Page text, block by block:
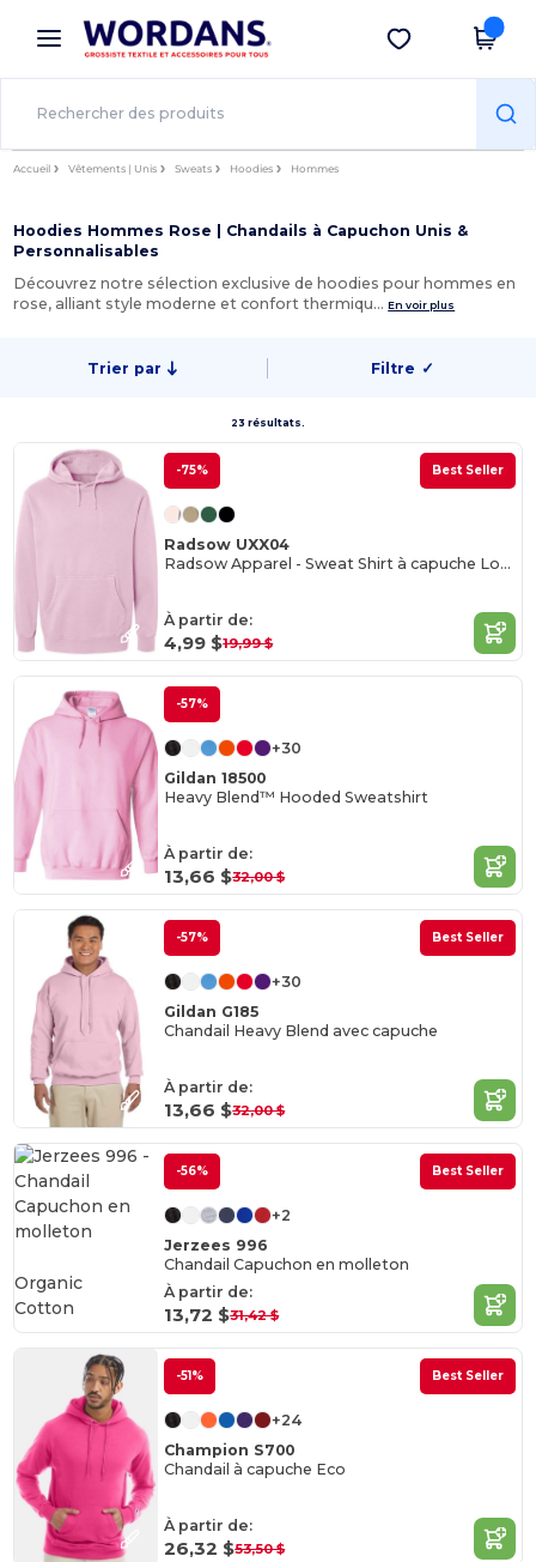
× Appli Wordans
Meilleurs prix sur l’app !
Obtenir l'appli
Accueil Vêtements | Unis Sweats Hoodies Hommes
Hoodies Hommes Rose | Chandails à Capuchon Unis &
Personnalisables
Découvrez notre sélection exclusive de hoodies pour hommes en
rose, alliant style moderne et confort thermiqu…En voir plus
Trier par Filtre ✓
23 résultats.
-75% Best Seller
Radsow UXX04
Radsow Apparel - Sweat Shirt à capuche London pour hommes
À partir de:
4,99 $19,99 $
-57%
+30
Gildan 18500
Heavy Blend™ Hooded Sweatshirt
À partir de:
13,66 $32,00 $
-57% Best Seller
+30
Gildan G185
Chandail Heavy Blend avec capuche
À partir de:
13,66 $32,00 $
-56% Best Seller
+2
Jerzees 996
Chandail Capuchon en molleton
À partir de:
13,72 $31,42 $
Organic
Cotton
-51% Best Seller
+24
Champion S700
Chandail à capuche Eco
À partir de:
26,32 $53,50 $